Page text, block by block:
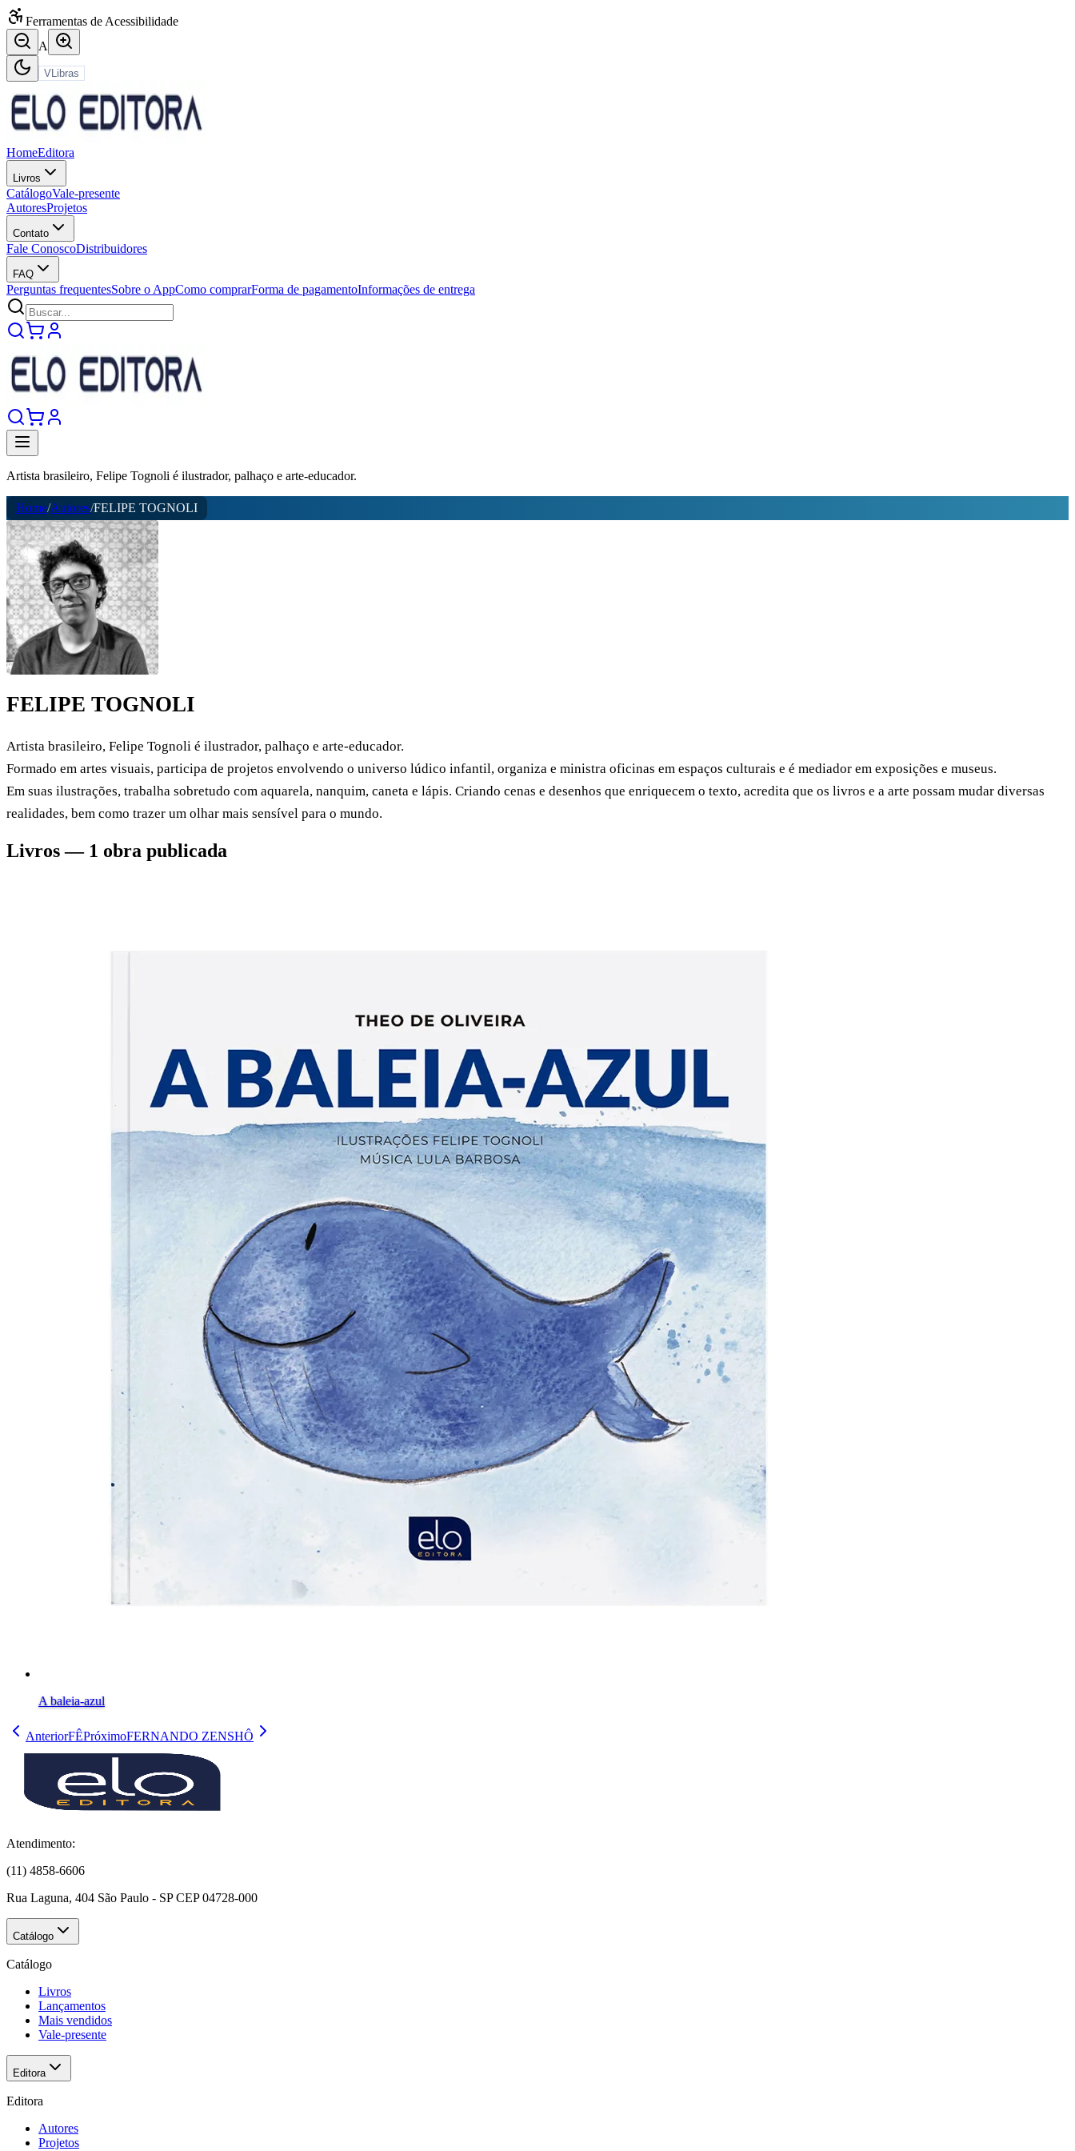
Ferramentas de Acessibilidade
A
VLibras
HomeEditora
Livros
CatálogoVale-presente
AutoresProjetos
Contato
Fale ConoscoDistribuidores
FAQ
Perguntas frequentesSobre o AppComo comprarForma de pagamentoInformações de entrega
Artista brasileiro, Felipe Tognoli é ilustrador, palhaço e arte-educador.
Home/Autores/FELIPE TOGNOLI
FELIPE TOGNOLI
Artista brasileiro, Felipe Tognoli é ilustrador, palhaço e arte-educador.
Formado em artes visuais, participa de projetos envolvendo o universo lúdico infantil, organiza e ministra oficinas em espaços culturais e é mediador em exposições e museus.
Em suas ilustrações, trabalha sobretudo com aquarela, nanquim, caneta e lápis. Criando cenas e desenhos que enriquecem o texto, acredita que os livros e a arte possam mudar diversas
realidades, bem como trazer um olhar mais sensível para o mundo.
Livros — 1 obra publicada
A baleia-azul
AnteriorFÊPróximoFERNANDO ZENSHÔ
Atendimento:
(11) 4858-6606
Rua Laguna, 404 São Paulo - SP CEP 04728-000
Catálogo
Catálogo
Livros
Lançamentos
Mais vendidos
Vale-presente
Editora
Editora
Autores
Projetos